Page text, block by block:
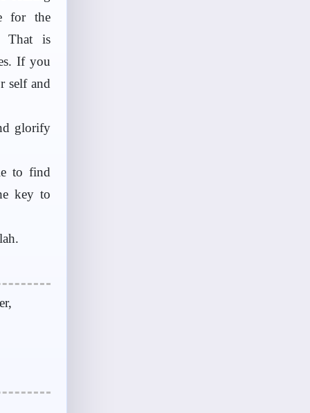
for the
That is
If you
self and
glorify
to find
key to